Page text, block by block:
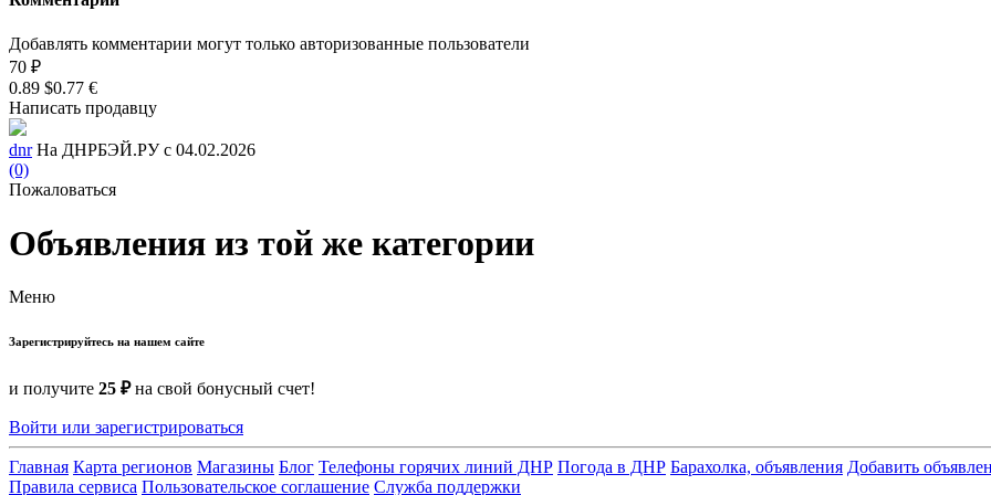
Добавлять комментарии могут только авторизованные пользователи
70 ₽
0.89 $0.77 €
Написать продавцу
dnr На ДНРБЭЙ.РУ с 04.02.2026
(0)
Пожаловаться
Объявления из той же категории
Меню
Зарегистрируйтесь на нашем сайте
и получите 25 ₽на свой бонусный счет!
Войти или зарегистрироваться
Главная Карта регионов Магазины Блог Телефоны горячих линий ДНР Погода в ДНР Барахолка, объявления Добавить
Правила сервиса Пользовательское соглашение Служба поддержки